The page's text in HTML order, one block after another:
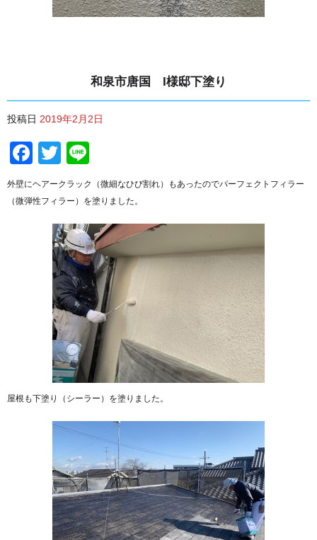
和泉市唐国 I様邸下塗り
投稿日 2019年2月2日
Facebook
Twitter
外壁にヘアークラック（微細なひび割れ）もあったのでパーフェクトフィラー
（微弾性フィラー）を塗りました。
屋根も下塗り（シーラー）を塗りました。